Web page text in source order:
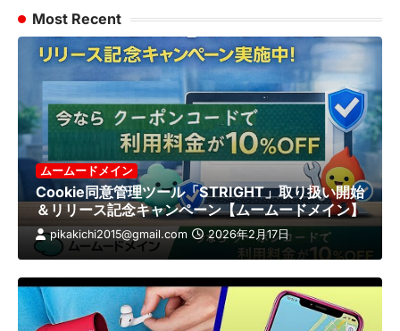
Most Recent
ムームードメイン
Cookie同意管理ツール「STRIGHT」取り扱い開始
＆リリース記念キャンペーン【ムームードメイン】
pikakichi2015@gmail.com 2026年2月17日